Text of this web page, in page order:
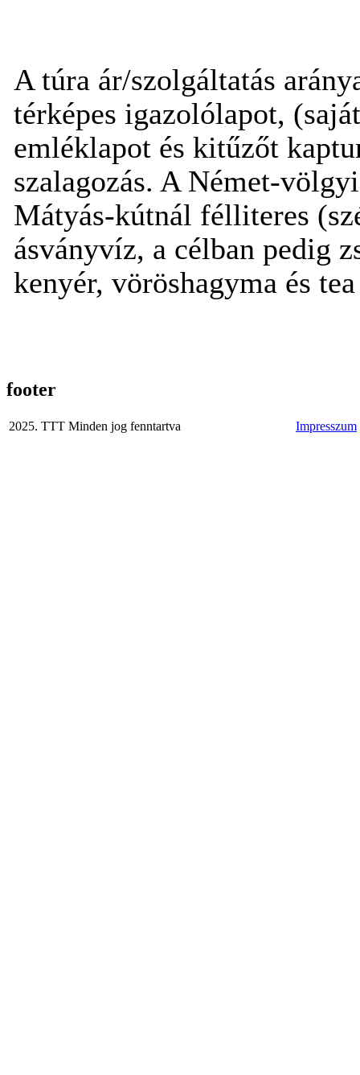
A túra ár/szolgáltatás
térképes igazolólapot,
emléklapot és kitűzőt
szalagozás. A Német-
Mátyás-kútnál félliteres
ásványvíz, a célban pedig
kenyér, vöröshagyma és
footer
2025. TTT Minden jog fenntartva Impresszum